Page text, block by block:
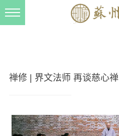
寺院管理
禅修 | 界文法师 再谈慈心禅